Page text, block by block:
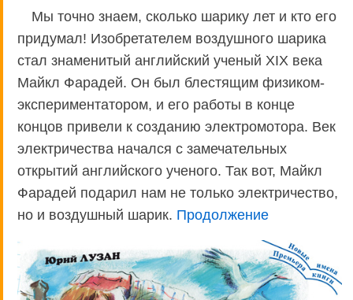
Мы точно знаем, сколько шарику лет и кто его
придумал! Изобретателем воздушного шарика
стал знаменитый английский ученый XIX века
Майкл Фарадей. Он был блестящим физиком-
экспериментатором, и его работы в конце
концов привели к созданию электромотора. Век
электричества начался с замечательных
открытий английского ученого. Так вот, Майкл
Фарадей подарил нам не только электричество,
но и воздушный шарик. Продолжение